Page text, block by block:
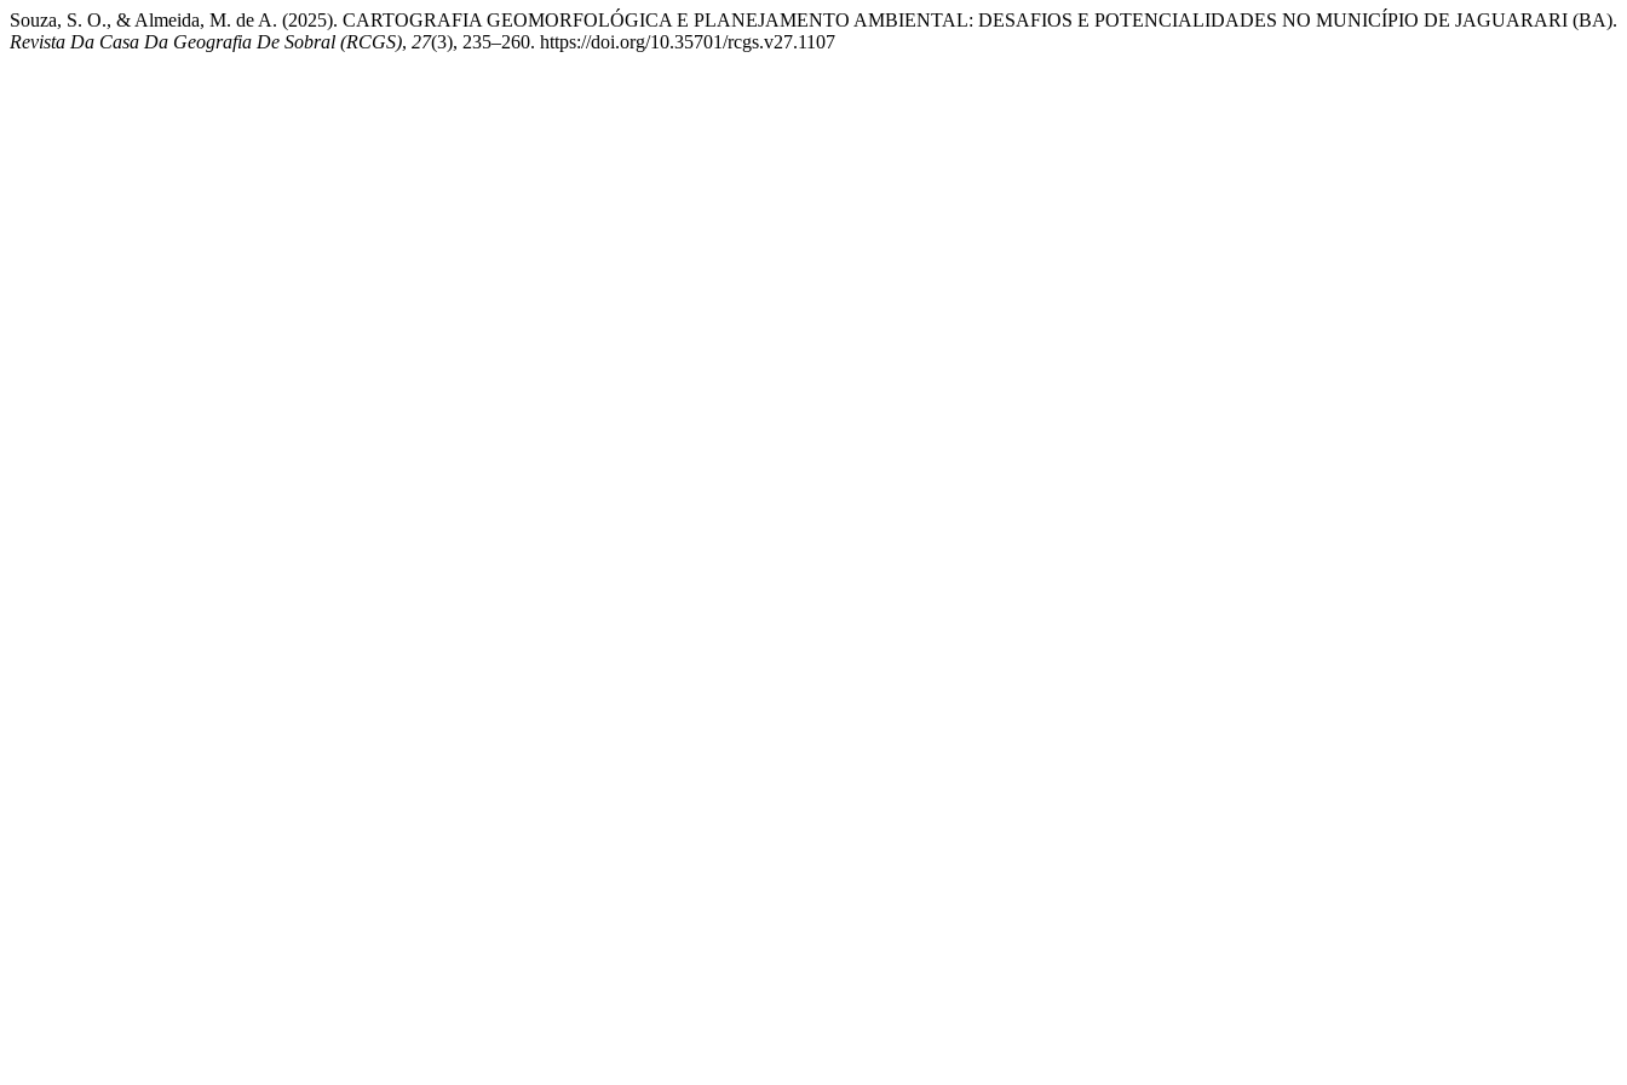
Souza, S. O., & Almeida, M. de A. (2025). CARTOGRAFIA GEOMORFOLÓGICA E PLANEJAMENTO AMBIENTAL: DESAFIOS E POTENCIALIDADES NO MUNICÍPIO DE JAGUARARI (BA).
Revista Da Casa Da Geografia De Sobral (RCGS), 27(3), 235–260. https://doi.org/10.35701/rcgs.v27.1107